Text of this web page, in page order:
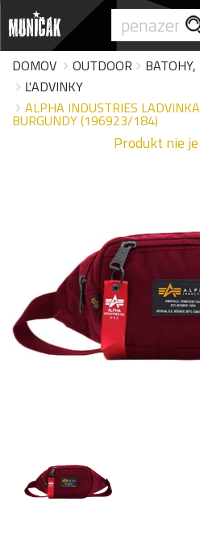
DOMOV
OUTDOOR
ĽADVINKY
ALPHA INDUSTRIES
BURGUNDY (196923/184)
Produkt nie